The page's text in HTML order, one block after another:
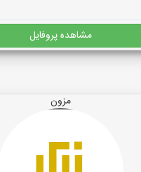
مشاهده پروفایل
مزون